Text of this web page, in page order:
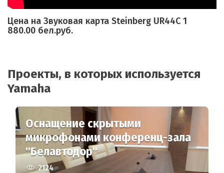
Цена на Звуковая карта Steinberg UR44C 1
880.00 бел.руб.
Проекты, в которых используется
Yamaha
Оснащение скрытыми
микрофонами конференц-зала
"Белавтодор"
2124